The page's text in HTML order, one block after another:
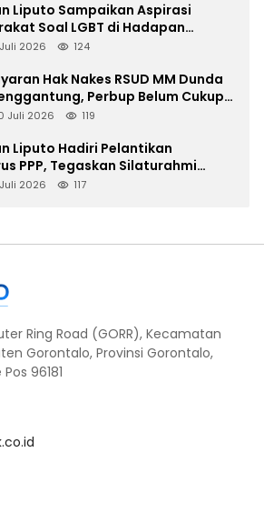
Liputo Sampaikan Aspirasi
Soal LGBT di Hadapan
Gusnar
2026 124
Hak Nakes RSUD MM Dunda
Perbup Belum Cukup
Definitif
Juli 2026 119
Liputo Hadiri Pelantikan
PPP, Tegaskan Silaturahmi
Kunci Membangun Gorontalo
2026 117
Ring Road (GORR), Kecamatan
Gorontalo, Provinsi Gorontalo,
96181